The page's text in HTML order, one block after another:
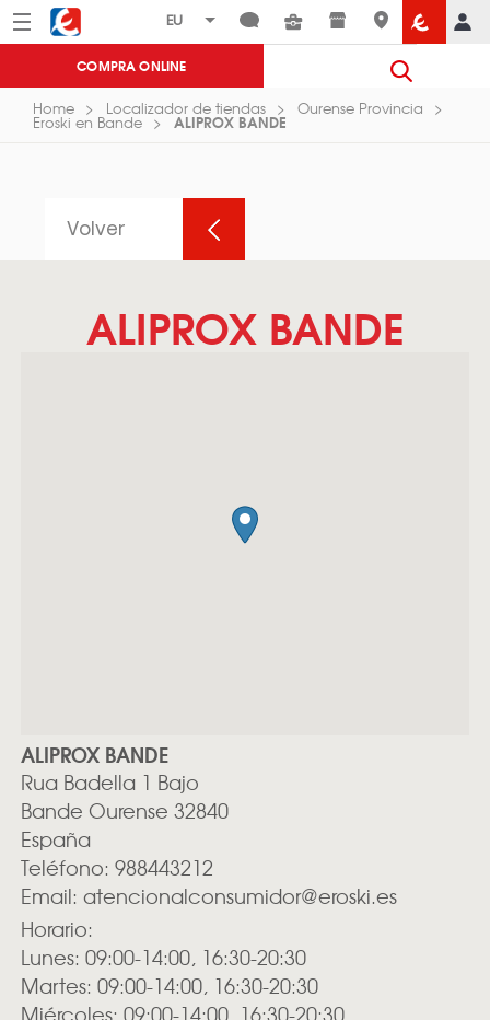
Menú Eroski
COMPRA ONLINE
Home Localizador de tiendas Ourense Provincia
Eroski en Bande ALIPROX BANDE
Volver
ALIPROX BANDE
ALIPROX BANDE
Rua Badella 1 Bajo
Bande Ourense 32840
España
Teléfono: 988443212
Email: atencionalconsumidor@eroski.es
Horario:
Lunes: 09:00-14:00, 16:30-20:30
Martes: 09:00-14:00, 16:30-20:30